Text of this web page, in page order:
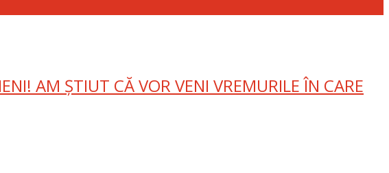
AM ȘTIUT CĂ VOR VENI VREMURILE ÎN CARE